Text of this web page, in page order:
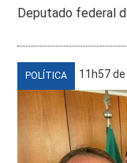
Deputado federal
POLÍTICA 11h57